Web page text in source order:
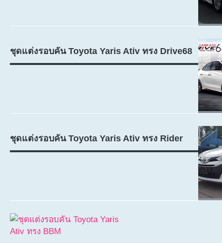
ชุดแต่งรอบคัน Toyota Yaris Ativ ทรง Drive68
ชุดแต่งรอบคัน Toyota Yaris Ativ ทรง Rider